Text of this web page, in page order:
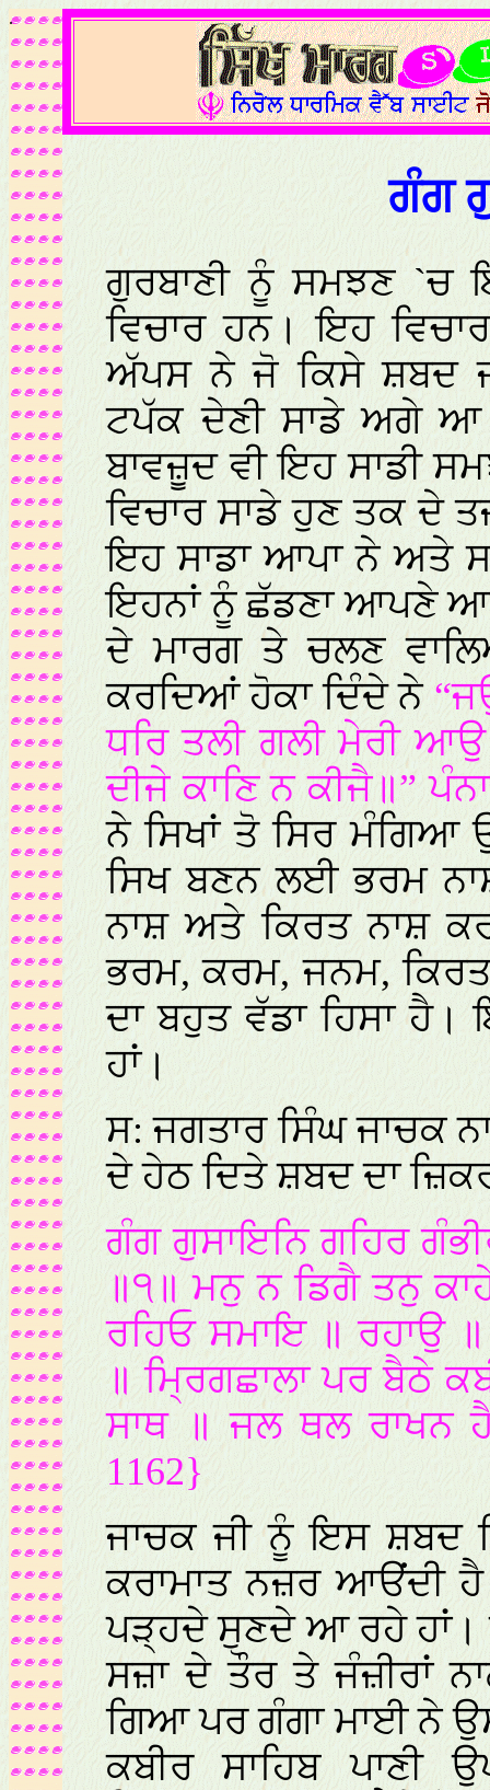
.
ਗੰਗ
ਗੁਰਬਾਣੀ ਨੂੰ ਸਮਝਣ `ਚ
ਵਿਚਾਰ ਹਨ। ਇਹ
ਅੱਪਸ ਨੇ ਜੋ ਕਿਸੇ ਸ਼ਬਦ
ਟਪੱਕ ਦੇਣੀ ਸਾਡੇ ਅਗੇ ਆ
ਬਾਵਜ਼ੂਦ ਵੀ ਇਹ ਸਾਡੀ
ਵਿਚਾਰ ਸਾਡੇ ਹੁਣ ਤਕ ਦੇ
ਇਹ ਸਾਡਾ ਆਪਾ ਨੇ ਅਤੇ
ਇਹਨਾਂ ਨੂੰ ਛੱਡਣਾ ਆਪਣੇ
ਦੇ ਮਾਰਗ ਤੇ ਚਲਣ
ਕਰਦਿਆਂ ਹੋਕਾ ਦਿੰਦੇ ਨੇ
ਧਰਿ ਤਲੀ ਗਲੀ ਮੇਰੀ
ਦੀਜੇ ਕਾਣਿ ਨ ਕੀਜੈ॥”
ਨੇ ਸਿਖਾਂ ਤੋ ਸਿਰ ਮੰਗਿਆ
ਸਿਖ ਬਣਨ ਲਈ ਭਰਮ
ਨਾਸ਼ ਅਤੇ ਕਿਰਤ ਨਾਸ਼
ਭਰਮ, ਕਰਮ, ਜਨਮ,
ਦਾ ਬਹੁਤ ਵੱਡਾ ਹਿਸਾ
ਹਾਂ।
ਸ: ਜਗਤਾਰ ਸਿੰਘ ਜਾਚਕ
ਦੇ ਹੇਠ ਦਿਤੇ ਸ਼ਬਦ ਦਾ
ਗੰਗ ਗੁਸਾਇਨਿ ਗਹਿਰ
॥੧॥ ਮਨੁ ਨ ਡਿਗੈ ਤਨੁ
ਰਹਿਓ ਸਮਾਇ ॥ ਰਹਾਉ ॥
॥ ਮ੍ਰਿਗਛਾਲਾ ਪਰ ਬੈਠੇ
ਸਾਥ ॥ ਜਲ ਥਲ ਰਾਖਨ
1162}
ਜਾਚਕ ਜੀ ਨੂੰ ਇਸ ਸ਼ਬਦ
ਕਰਾਮਾਤ ਨਜ਼ਰ ਆੳਂਦੀ
ਪੜ੍ਹਦੇ ਸੁਣਦੇ ਆ ਰਹੇ ਹਾਂ।
ਸਜ਼ਾ ਦੇ ਤੌਰ ਤੇ ਜੰਜ਼ੀਰਾਂ
ਗਿਆ ਪਰ ਗੰਗਾ ਮਾਈ ਨੇ
ਕਬੀਰ ਸਾਹਿਬ